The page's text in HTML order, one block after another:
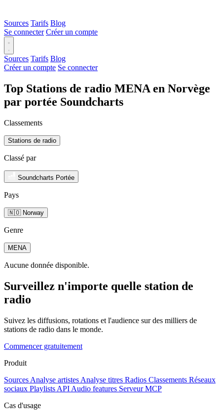
Sources Tarifs Blog
Se connecter Créer un compte
Sources Tarifs Blog
Créer un compte Se connecter
Top Stations de radio MENA en Norvège
par portée Soundcharts
Classements
Stations de radio
Classé par
Soundcharts Portée
Pays
🇳🇴 Norway
Genre
MENA
Aucune donnée disponible.
Surveillez n'importe quelle station de
radio
Suivez les diffusions, rotations et l'audience sur des milliers de
stations de radio dans le monde.
Commencer gratuitement
Produit
Sources Analyse artistes Analyse titres Radios Classements Réseaux
sociaux Playlists API Audio features Serveur MCP
Cas d'usage